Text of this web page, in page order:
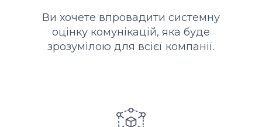
Ви хочете впровадити системну
оцінку комунікацій, яка буде
зрозумілою для всієї компанії.